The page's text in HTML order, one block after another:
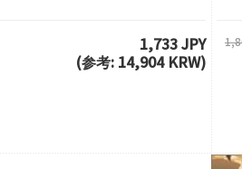
1,733 JPY
(参考: 14,904 KRW)